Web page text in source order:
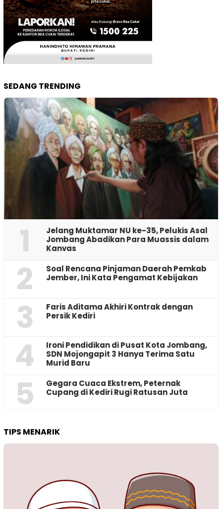
SEDANG TRENDING
1
Jelang Muktamar NU ke-35, Pelukis Asal
Jombang Abadikan Para Muassis dalam
Kanvas
2
‎Soal Rencana Pinjaman Daerah Pemkab
Jember, Ini Kata Pengamat Kebijakan ‎
3
Faris Aditama Akhiri Kontrak dengan
Persik Kediri
4
Ironi Pendidikan di Pusat Kota Jombang,
SDN Mojongapit 3 Hanya Terima Satu
Murid Baru
5
‎Gegara Cuaca Ekstrem, Peternak
Cupang di Kediri Rugi Ratusan Juta
TIPS MENARIK